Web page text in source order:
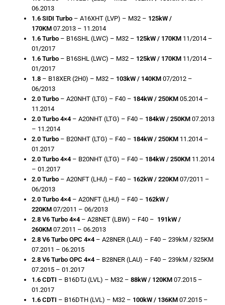
06.2013
1.6 SIDI Turbo – A16XHT (LVP) – M32 – 125kW /
170KM 07.2013 – 11.2014
1.6 Turbo – B16SHL (LWC) – M32 – 125kW / 170KM 11/2014 –
01/2017
1.6 Turbo – B16SHL (LWC) – M32 – 125kW / 170KM 11/2014 –
01/2017
1.8 – B18XER (2H0) – M32 – 103kW / 140KM 07/2012 –
06/2013
2.0 Turbo – A20NHT (LTG) – F40 – 184kW / 250KM05.2014 –
11.2014
2.0 Turbo 4×4 – A20NHT (LTG) – F40 – 184kW / 250KM07.2013
– 11.2014
2.0 Turbo – B20NHT (LTG) – F40 – 184kW / 250KM 11.2014 –
01.2017
2.0 Turbo 4×4– B20NHT (LTG) – F40 – 184kW / 250KM 11.2014
– 01.2017
2.0 Turbo – A20NFT (LHU) – F40 – 162kW / 220KM 07/2011 –
06/2013
2.0 Turbo 4×4– A20NFT (LHU) – F40 – 162kW /
220KM 07/2011 – 06/2013
2.8 V6 Turbo 4×4– A28NET (LBW) – F40 – 191kW /
260KM 07.2011 – 06.2013
2.8 V6 Turbo OPC 4×4– A28NER (LAU) – F40 – 239kM / 325KM
07.2011 – 06.2015
2.8 V6 Turbo OPC 4×4– B28NER (LAU) – F40 – 239kM / 325KM
07.2015 – 01.2017
1.6 CDTI – B16DTJ (LVL) – M32 –88kW / 120KM 07.2015 –
01.2017
1.6 CDTI – B16DTH (LVL) – M32 – 100kW / 136KM 07.2015 –